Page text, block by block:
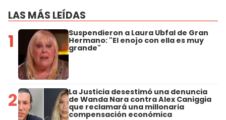
LAS MÁS LEÍDAS
1 Suspendieron a Laura Ubfal de Gran
Hermano: "El enojo con ella es muy
grande"
2 La Justicia desestimó una denuncia
de Wanda Nara contra Alex Caniggia
que reclamará una millonaria
compensación económica